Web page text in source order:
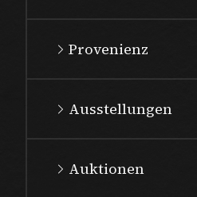
Provenienz
Ausstellungen
Auktionen